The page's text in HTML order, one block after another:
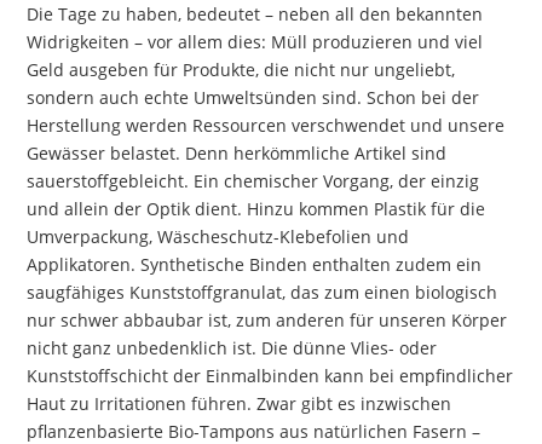
Die Tage zu haben, bedeutet – neben all den bekannten
Widrigkeiten – vor allem dies: Müll produzieren und viel
Geld ausgeben für Produkte, die nicht nur ungeliebt,
sondern auch echte Umweltsünden sind. Schon bei der
Herstellung werden Ressourcen verschwendet und unsere
Gewässer belastet. Denn herkömmliche Artikel sind
sauerstoffgebleicht. Ein chemischer Vorgang, der einzig
und allein der Optik dient. Hinzu kommen Plastik für die
Umverpackung, Wäscheschutz-Klebefolien und
Applikatoren. Synthetische Binden enthalten zudem ein
saugfähiges Kunststoffgranulat, das zum einen biologisch
nur schwer abbaubar ist, zum anderen für unseren Körper
nicht ganz unbedenklich ist. Die dünne Vlies- oder
Kunststoffschicht der Einmalbinden kann bei empfindlicher
Haut zu Irritationen führen. Zwar gibt es inzwischen
pflanzenbasierte Bio-Tampons aus natürlichen Fasern –